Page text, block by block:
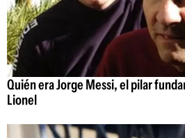
Quién era Jorge Messi, el pilar
Lionel